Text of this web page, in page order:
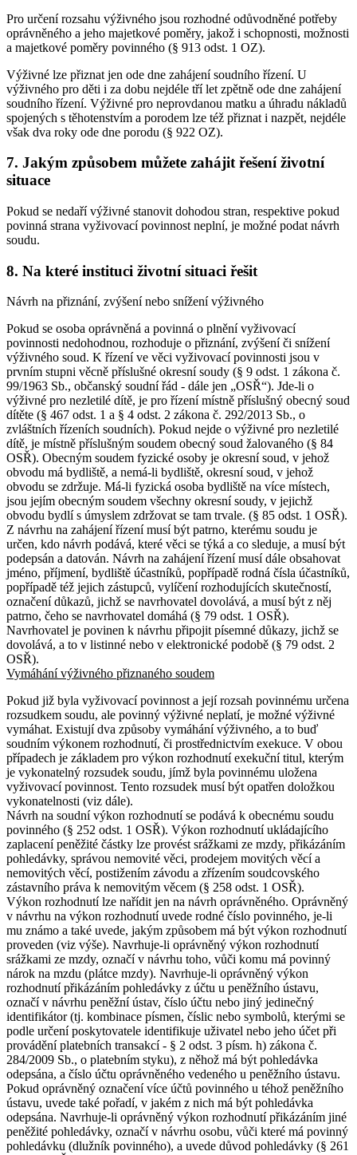
Pro určení rozsahu výživného jsou rozhodné odůvodněné potřeby
oprávněného a jeho majetkové poměry, jakož i schopnosti, možnosti
a majetkové poměry povinného (§ 913 odst. 1 OZ).
Výživné lze přiznat jen ode dne zahájení soudního řízení. U
výživného pro děti i za dobu nejdéle tří let zpětně ode dne zahájení
soudního řízení. Výživné pro neprovdanou matku a úhradu nákladů
spojených s těhotenstvím a porodem lze též přiznat i nazpět, nejdéle
však dva roky ode dne porodu (§ 922 OZ).
7. Jakým způsobem můžete zahájit řešení životní
situace
Pokud se nedaří výživné stanovit dohodou stran, respektive pokud
povinná strana vyživovací povinnost neplní, je možné podat návrh
soudu.
8. Na které instituci životní situaci řešit
Návrh na přiznání, zvýšení nebo snížení výživného
Pokud se osoba oprávněná a povinná o plnění vyživovací
povinnosti nedohodnou, rozhoduje o přiznání, zvýšení či snížení
výživného soud. K řízení ve věci vyživovací povinnosti jsou v
prvním stupni věcně příslušné okresní soudy (§ 9 odst. 1 zákona č.
99/1963 Sb., občanský soudní řád - dále jen „OSŘ“). Jde-li o
výživné pro nezletilé dítě, je pro řízení místně příslušný obecný soud
dítěte (§ 467 odst. 1 a § 4 odst. 2 zákona č. 292/2013 Sb., o
zvláštních řízeních soudních). Pokud nejde o výživné pro nezletilé
dítě, je místně příslušným soudem obecný soud žalovaného (§ 84
OSŘ). Obecným soudem fyzické osoby je okresní soud, v jehož
obvodu má bydliště, a nemá-li bydliště, okresní soud, v jehož
obvodu se zdržuje. Má-li fyzická osoba bydliště na více místech,
jsou jejím obecným soudem všechny okresní soudy, v jejichž
obvodu bydlí s úmyslem zdržovat se tam trvale. (§ 85 odst. 1 OSŘ).
Z návrhu na zahájení řízení musí být patrno, kterému soudu je
určen, kdo návrh podává, které věci se týká a co sleduje, a musí být
podepsán a datován. Návrh na zahájení řízení musí dále obsahovat
jméno, příjmení, bydliště účastníků, popřípadě rodná čísla účastníků,
popřípadě též jejich zástupců, vylíčení rozhodujících skutečností,
označení důkazů, jichž se navrhovatel dovolává, a musí být z něj
patrno, čeho se navrhovatel domáhá (§ 79 odst. 1 OSŘ).
Navrhovatel je povinen k návrhu připojit písemné důkazy, jichž se
dovolává, a to v listinné nebo v elektronické podobě (§ 79 odst. 2
OSŘ).
Vymáhání výživného přiznaného soudem
Pokud již byla vyživovací povinnost a její rozsah povinnému určena
rozsudkem soudu, ale povinný výživné neplatí, je možné výživné
vymáhat. Existují dva způsoby vymáhání výživného, a to buď
soudním výkonem rozhodnutí, či prostřednictvím exekuce. V obou
případech je základem pro výkon rozhodnutí exekuční titul, kterým
je vykonatelný rozsudek soudu, jímž byla povinnému uložena
vyživovací povinnost. Tento rozsudek musí být opatřen doložkou
vykonatelnosti (viz dále).
Návrh na soudní výkon rozhodnutí se podává k obecnému soudu
povinného (§ 252 odst. 1 OSŘ). Výkon rozhodnutí ukládajícího
zaplacení peněžité částky lze provést srážkami ze mzdy, přikázáním
pohledávky, správou nemovité věci, prodejem movitých věcí a
nemovitých věcí, postižením závodu a zřízením soudcovského
zástavního práva k nemovitým věcem (§ 258 odst. 1 OSŘ).
Výkon rozhodnutí lze nařídit jen na návrh oprávněného. Oprávněný
v návrhu na výkon rozhodnutí uvede rodné číslo povinného, je-li
mu známo a také uvede, jakým způsobem má být výkon rozhodnutí
proveden (viz výše). Navrhuje-li oprávněný výkon rozhodnutí
srážkami ze mzdy, označí v návrhu toho, vůči komu má povinný
nárok na mzdu (plátce mzdy). Navrhuje-li oprávněný výkon
rozhodnutí přikázáním pohledávky z účtu u peněžního ústavu,
označí v návrhu peněžní ústav, číslo účtu nebo jiný jedinečný
identifikátor (tj. kombinace písmen, číslic nebo symbolů, kterými se
podle určení poskytovatele identifikuje uživatel nebo jeho účet při
provádění platebních transakcí - § 2 odst. 3 písm. h) zákona č.
284/2009 Sb., o platebním styku), z něhož má být pohledávka
odepsána, a číslo účtu oprávněného vedeného u peněžního ústavu.
Pokud oprávněný označení více účtů povinného u téhož peněžního
ústavu, uvede také pořadí, v jakém z nich má být pohledávka
odepsána. Navrhuje-li oprávněný výkon rozhodnutí přikázáním jiné
peněžité pohledávky, označí v návrhu osobu, vůči které má povinný
pohledávku (dlužník povinného), a uvede důvod pohledávky (§ 261